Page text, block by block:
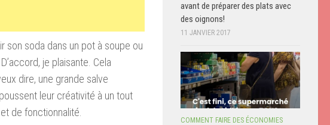
son soda dans un pot à soupe ou
je plaisante. Cela
dire, une grande salve
leur créativité à un tout
de fonctionnalité.
avant de préparer des plats avec
des oignons!
11 JANVIER 2017
COMMENT FAIRE DES ÉCONOMIES